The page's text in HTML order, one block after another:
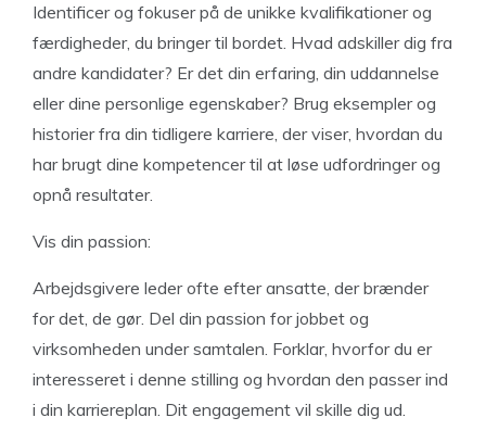
Identificer og fokuser på de unikke kvalifikationer og
færdigheder, du bringer til bordet. Hvad adskiller dig fra
andre kandidater? Er det din erfaring, din uddannelse
eller dine personlige egenskaber? Brug eksempler og
historier fra din tidligere karriere, der viser, hvordan du
har brugt dine kompetencer til at løse udfordringer og
opnå resultater.
Vis din passion:
Arbejdsgivere leder ofte efter ansatte, der brænder
for det, de gør. Del din passion for jobbet og
virksomheden under samtalen. Forklar, hvorfor du er
interesseret i denne stilling og hvordan den passer ind
i din karriereplan. Dit engagement vil skille dig ud.